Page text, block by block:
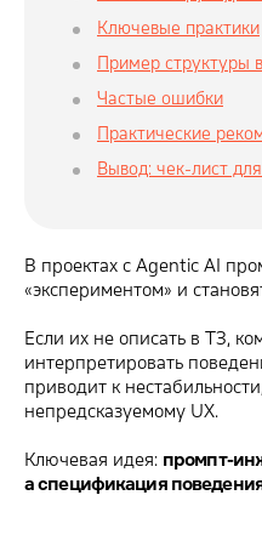
Ключевые практики
Пример структуры
Частые ошибки
Практические
Вывод: чек-лист
В проектах с Agentic AI
«экспериментом» и
Если их не описать в ТЗ,
интерпретировать
приводит к
непредсказуемому UX.
Ключевая идея: промпт-
а спецификация